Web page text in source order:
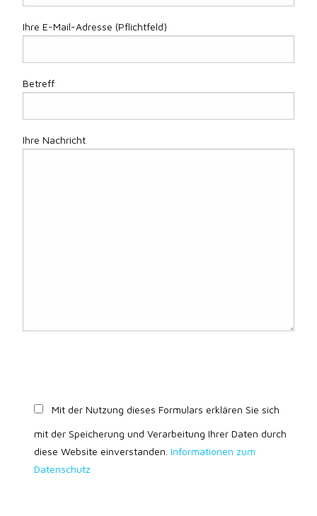
Ihre E-Mail-Adresse (Pflichtfeld)
Betreff
Ihre Nachricht
Mit der Nutzung dieses Formulars erklären Sie sich
mit der Speicherung und Verarbeitung Ihrer Daten durch
diese Website einverstanden. Informationen zum
Datenschutz